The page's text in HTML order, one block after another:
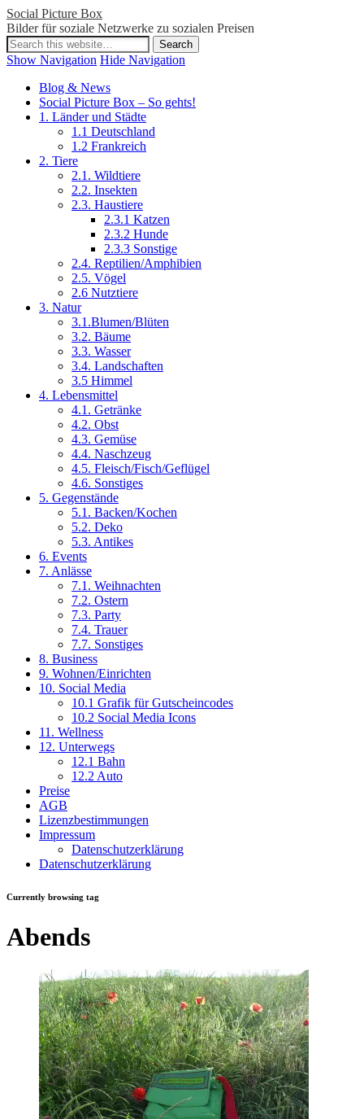
Social Picture Box
Bilder für soziale Netzwerke zu sozialen Preisen
Show Navigation Hide Navigation
Blog & News
Social Picture Box – So gehts!
1. Länder und Städte
1.1 Deutschland
1.2 Frankreich
2. Tiere
2.1. Wildtiere
2.2. Insekten
2.3. Haustiere
2.3.1 Katzen
2.3.2 Hunde
2.3.3 Sonstige
2.4. Reptilien/Amphibien
2.5. Vögel
2.6 Nutztiere
3. Natur
3.1.Blumen/Blüten
3.2. Bäume
3.3. Wasser
3.4. Landschaften
3.5 Himmel
4. Lebensmittel
4.1. Getränke
4.2. Obst
4.3. Gemüse
4.4. Naschzeug
4.5. Fleisch/Fisch/Geflügel
4.6. Sonstiges
5. Gegenstände
5.1. Backen/Kochen
5.2. Deko
5.3. Antikes
6. Events
7. Anlässe
7.1. Weihnachten
7.2. Ostern
7.3. Party
7.4. Trauer
7.7. Sonstiges
8. Business
9. Wohnen/Einrichten
10. Social Media
10.1 Grafik für Gutscheincodes
10.2 Social Media Icons
11. Wellness
12. Unterwegs
12.1 Bahn
12.2 Auto
Preise
AGB
Lizenzbestimmungen
Impressum
Datenschutzerklärung
Datenschutzerklärung
Currently browsing tag
Abends